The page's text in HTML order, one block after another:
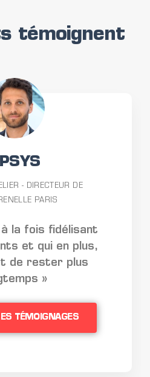
témoignent
- DIRECTEUR DE
PARIS
la fois fidélisant
et qui en plus,
de rester plus
»
TÉMOIGNAGES